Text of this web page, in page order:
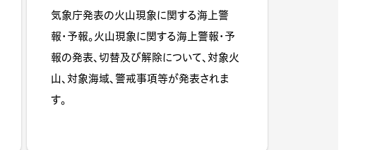
気象庁発表の火山現象に関する海上警
報・予報。火山現象に関する海上警報・予
報の発表、切替及び解除について、対象火
山、対象海域、警戒事項等が発表されま
す。